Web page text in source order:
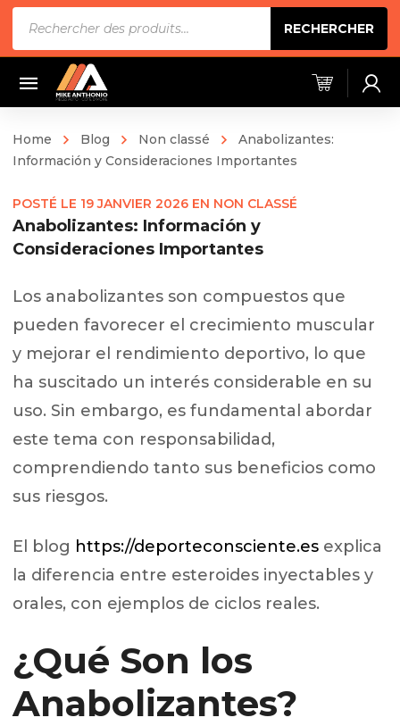
produits
RECHERCHER
Home Blog Non classé
Anabolizantes:
Información y Consideraciones Importantes
POSTÉ LE 19 JANVIER 2026 EN NON CLASSÉ
Anabolizantes: Información y
Consideraciones Importantes
Los anabolizantes son compuestos que
pueden favorecer el crecimiento muscular
y mejorar el rendimiento deportivo, lo que
ha suscitado un interés considerable en su
uso. Sin embargo, es fundamental abordar
este tema con responsabilidad,
comprendiendo tanto sus beneficios como
sus riesgos.
El blog https://deporteconsciente.es explica
la diferencia entre esteroides inyectables y
orales, con ejemplos de ciclos reales.
¿Qué Son los
Anabolizantes?